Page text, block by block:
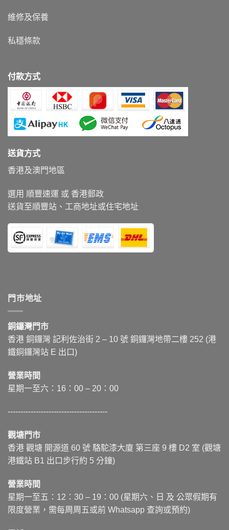
維修及保養
私穩條款
付款方式
送貨方式
香港及澳門地區
選用 順豐速運 或 香港郵政
送貨至順豐站、工商地址或住宅地址
門市地址
銅鑼灣門市
香港 銅鑼灣 記利佐治街 2 – 10 號 銅鑼灣地帶二樓 252 (港
鐵銅鑼灣站 E 出口)
營業時間
星期一至六：16：00 – 20：00
---------------------------------------
觀塘門市
香港 觀塘 開源道 60 號 駱駝漆大廈 第三座 9 樓 D2 室 (觀塘
港鐵站 B1 出口步行約 5 分鐘)
營業時間
星期一至五：12：30 – 19：00 (星期六、日 及 公眾假期有
限度營業，需每周周五或前 Whatsapp 查詢或預約)